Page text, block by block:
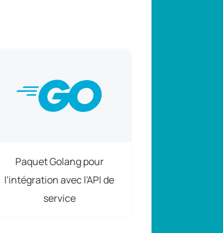
Paquet Golang pour
l'intégration avec l'API de
service